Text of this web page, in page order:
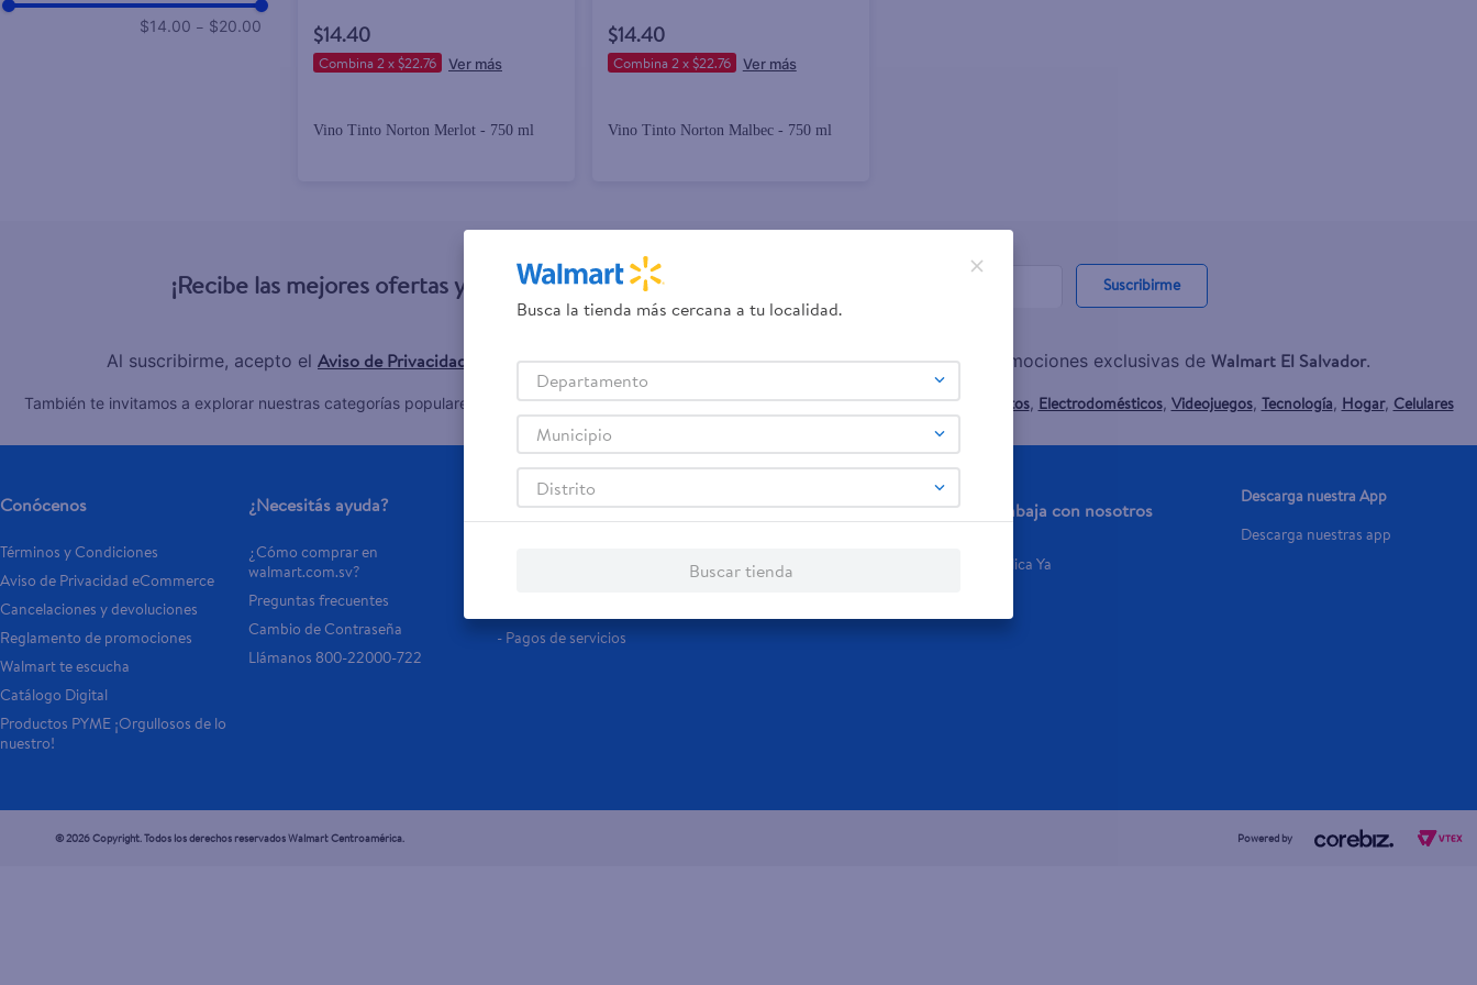
$14.00 – $20.00 $14.40
Combina 2 x $22.76
Vino Tinto Norton Merlot - 750 ml
$14.40
Combina 2 x $22.76
Vino Tinto Norton Malbec - 750 ml
¡Recibe las mejores ofertas y promociones! Suscribirme
Al suscribirme, acepto el Aviso de Privacidad y losTérminos y Condiciones, así como el envío de noticias y promociones exclusivas de Walmart El Salvador.
También te invitamos a explorar nuestras categorías populares: Celulares,Línea blanca,Laptops,Colchones,Pantallas,Antigripales,Suplementos, Electrodomésticos, Videojuegos, Tecnología, Hogar, Celulares
Samsung,Celulares iPhone,Celulares Xiaomi,Celulares Honor.
Conócenos
Términos y Condiciones
Aviso de Privacidad eCommerce
Cancelaciones y devoluciones
Reglamento de promociones
Walmart te escucha
Catálogo Digital
Productos PYME ¡Orgullosos de lo
nuestro!
¿Necesitás ayuda?
¿Cómo comprar en
walmart.com.sv?
Preguntas frecuentes
Cambio de Contraseña
Llámanos 800-22000-722
Servicios
- Pagos de servicios
Financiamiento
Tarjeta de Crédito
Trabaja con nosotros
Aplica Ya
Descarga nuestra App
Descarga nuestras app
© 2026 Copyright. Todos los derechos reservados Walmart Centroamérica. Powered by
Busca la tienda más cercana a tu localidad.
Departamento
Municipio
Distrito
Buscar tienda